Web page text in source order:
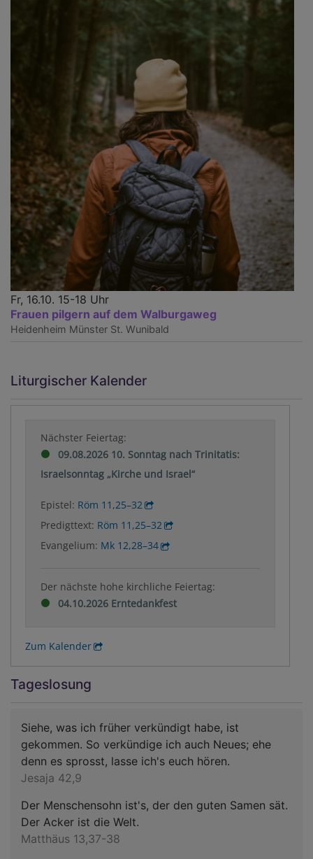
Fr, 16.10. 15-18 Uhr
Frauen pilgern auf dem Walburgaweg
Heidenheim Münster St. Wunibald
Liturgischer Kalender
Nächster Feiertag:
09.08.2026 10. Sonntag nach Trinitatis:
Israelsonntag „Kirche und Israel“
Epistel: Röm 11,25–32
Predigttext: Röm 11,25–32
Evangelium: Mk 12,28–34
Der nächste hohe kirchliche Feiertag:
04.10.2026 Erntedankfest
Zum Kalender
Tageslosung
Siehe, was ich früher verkündigt habe, ist
gekommen. So verkündige ich auch Neues; ehe
denn es sprosst, lasse ich's euch hören.
Jesaja 42,9
Der Menschensohn ist's, der den guten Samen sät.
Der Acker ist die Welt.
Matthäus 13,37-38